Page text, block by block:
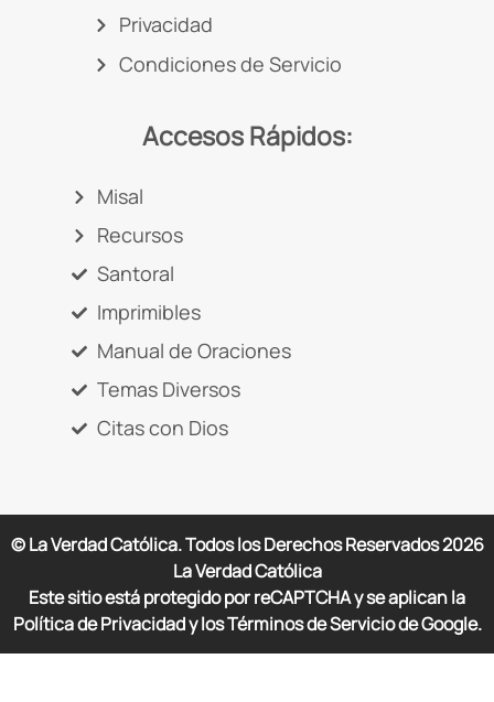
Privacidad
Condiciones de Servicio
Accesos Rápidos:
Misal
Recursos
Santoral
Imprimibles
Manual de Oraciones
Temas Diversos
Citas con Dios
© La Verdad Católica. Todos los Derechos Reservados2026
La Verdad Católica
Este sitio está protegido por reCAPTCHA y se aplican la
Política de Privacidad y los Términos de Servicio de Google.